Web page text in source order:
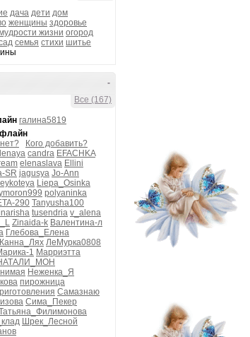
дача дети дом
женщины здоровье
жизни огород
семья стихи шитье
-
Все (167)
галина5819
Кого добавить?
candra EFACHKA
elenaslava Ellini
SR jagusya Jo-Ann
Liepa_Osinka
polyaninka
290 Tanyusha100
tusendria v_alena
Zinaida-k Валентина-л
Глебова_Елена
ЛеМурка0808
1 Марриэтта
Неженка_Я
пирожница
Самазнаю
Сима_Пекер
Шрек_Лесной